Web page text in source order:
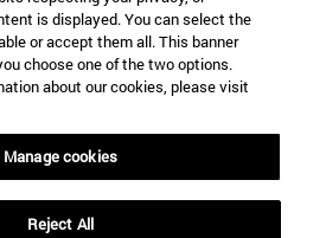
is displayed. You can select the
or accept them all. This banner
choose one of the two options.
about our cookies, please visit
Manage cookies
Reject All